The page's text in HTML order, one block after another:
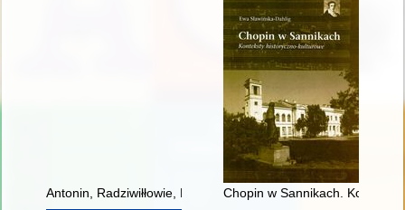
Antonin, Radziwiłłowie, Fryderyk Chopin [1810-1849]
Chopin w Sannikach.